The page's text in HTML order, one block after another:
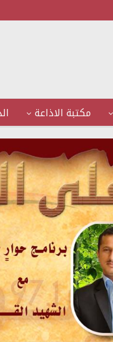
مكتبة الاذاعة